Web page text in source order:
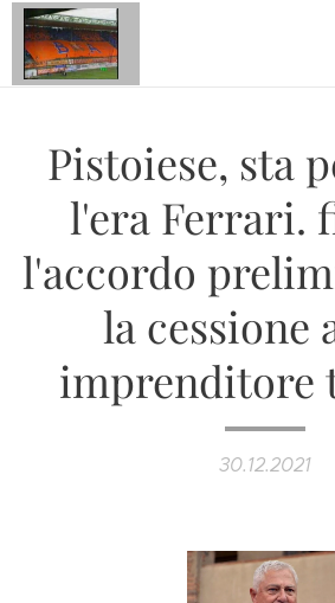
Pistoiese, sta
l'era Ferrari.
l'accordo
la cessione
imprenditore
30.12.2021